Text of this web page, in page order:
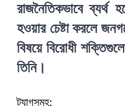
রাজনৈতিকভাবে ব্যর্থ
হওয়ার চেষ্টা করলে
বিষয়ে বিরোধী
তিনি।
ট্যাগসমূহ: